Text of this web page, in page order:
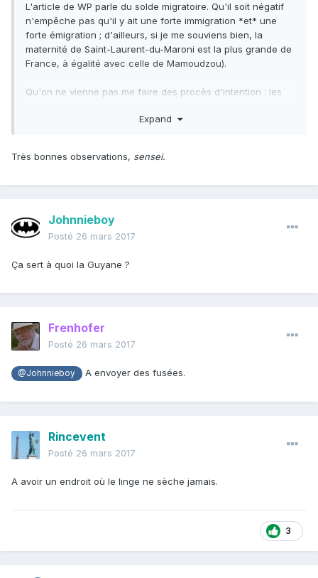
L'article de WP parle du solde migratoire. Qu'il soit négatif
n'empêche pas qu'il y ait une forte immigration *et* une
forte émigration ; d'ailleurs, si je me souviens bien, la
maternité de Saint-Laurent-du-Maroni est la plus grande de
France, à égalité avec celle de Mamoudzou).
Qu'on ne vienne pas me faire des procès d'intention : les
dans les régions autour qu'on ne peut pas reprocher aux
Expand
Très bonnes observations, sensei.
Johnnieboy
Posté 26 mars 2017
Ça sert à quoi la Guyane ?
Frenhofer
Posté 26 mars 2017
@Johnnieboy A envoyer des fusées.
Rincevent
Posté 26 mars 2017
A avoir un endroit où le linge ne sèche jamais.
3